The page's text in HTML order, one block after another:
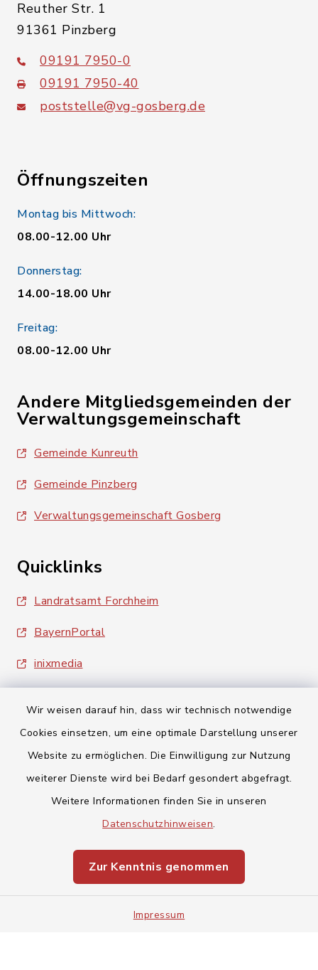
Wir weisen darauf hin, dass wir technisch notwendige
Cookies einsetzen, um eine optimale Darstellung unserer
Website zu ermöglichen. Die Einwilligung zur Nutzung
weiterer Dienste wird bei Bedarf gesondert abgefragt.
Weitere Informationen finden Sie in unseren
Datenschutzhinweisen.
Zur Kenntnis genommen
Impressum
Reuther Str. 1
91361 Pinzberg
09191 7950-0
09191 7950-40
poststelle@vg-gosberg.de
Öffnungszeiten
Montag bis Mittwoch:
08.00-12.00 Uhr
Donnerstag:
14.00-18.00 Uhr
Freitag:
08.00-12.00 Uhr
Andere Mitgliedsgemeinden der
Verwaltungsgemeinschaft
Gemeinde Kunreuth
Gemeinde Pinzberg
Verwaltungsgemeinschaft Gosberg
Quicklinks
Landratsamt Forchheim
BayernPortal
inixmedia
Barrierefreiheit
Impressum
Sitemap